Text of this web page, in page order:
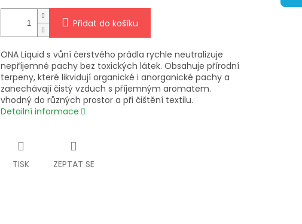
Přidat do košíku
ONA Liquid s vůní čerstvého prádla rychle neutralizuje
nepříjemné pachy bez toxických látek. Obsahuje přírodní
terpeny, které likvidují organické i anorganické pachy a
zanechávají čistý vzduch s příjemným aromatem.
vhodný do různých prostor a při čištění textilu.
Detailní informace
TISK ZEPTAT SE